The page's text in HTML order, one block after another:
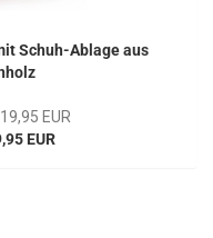
Schuh-Ablage aus
EUR
EUR